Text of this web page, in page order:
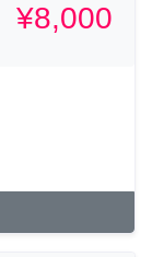
¥8,000